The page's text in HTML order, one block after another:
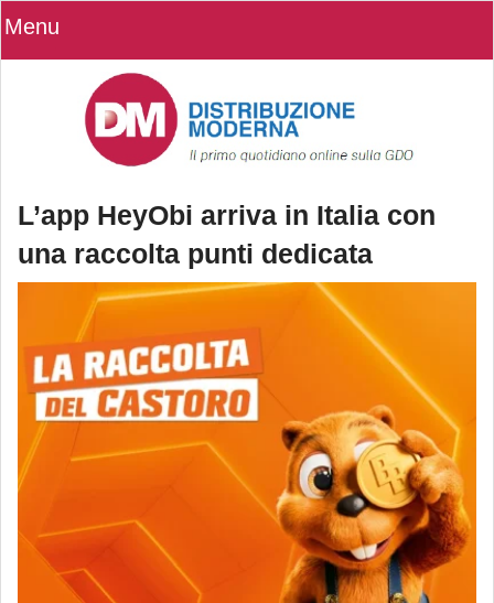
Menu
L’app HeyObi arriva in Italia con
una raccolta punti dedicata